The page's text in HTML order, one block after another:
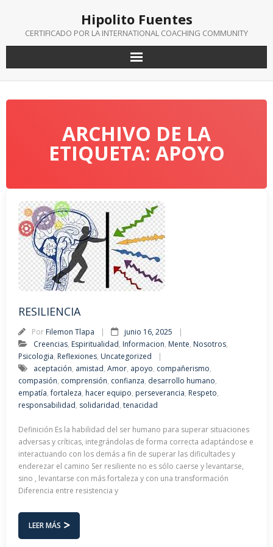
contenido
Hipolito Fuentes
CERTIFICADO POR LA INTERNATIONAL COACHING COMMUNITY
ARCHIVO DE LA
ETIQUETA: APOYO
RESILIENCIA
Por Filemon Tlapa
junio 16, 2025
Creencias, Espiritualidad, Informacion, Mente, Nosotros,
Psicologia, Reflexiones, Uncategorized
aceptación, amistad, Amor, apoyo, compañerismo,
compasión, comprensión, confianza, desarrollo humano,
empatía,fortaleza, hacer equipo, perseverancia, Respeto,
responsabilidad, solidaridad, tenacidad
Definición Es la habilidad del ser humano para superar situaciones
adversas y críticas, integrándolas de forma correcta adaptándose e
interactuando con los demás a fin de superar las dificultades y
enderezar el camino Ser resiliente no es sólo caerse y levantarse,
sino , levantarse con más fortaleza y con una transformación
Diferencia entre resistencia y
LEER MÁS